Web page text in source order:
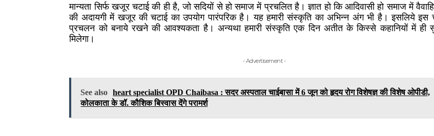
मान्यता सिर्फ खजूर चटाई की ही है, जो सदियों से हो समाज में प्रचलित है। ज्ञात हो कि आदिवासी हो समाज में
की अदायगी में खजूर की चटाई का उपयोग पारंपरिक है। यह हमारी संस्कृति का अभिन्न अंग भी है। इसलिये इस
प्रचलन को बनाये रखने की आवश्यकता है। अन्यथा हमारी संस्कृति एक दिन अतीत के किस्से कहानियों में ही
मिलेगा।
- Advertisement -
See also
heart specialist OPD Chaibasa : सदर अस्पताल चाईबासा में 6 जून को हृदय रोग विशेषज्ञ की विशेष ओपीडी,
कोलकाता के डॉ. कौशिक बिस्वास देंगे परामर्श